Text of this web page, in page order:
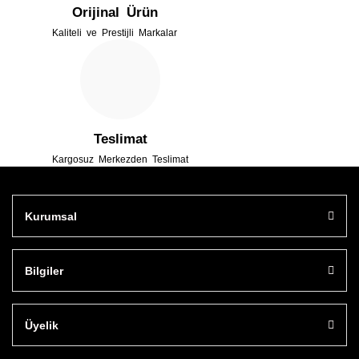
Orijinal Ürün
Kaliteli ve Prestijli Markalar
Teslimat
Kargosuz Merkezden Teslimat
Kurumsal
Bilgiler
Üyelik